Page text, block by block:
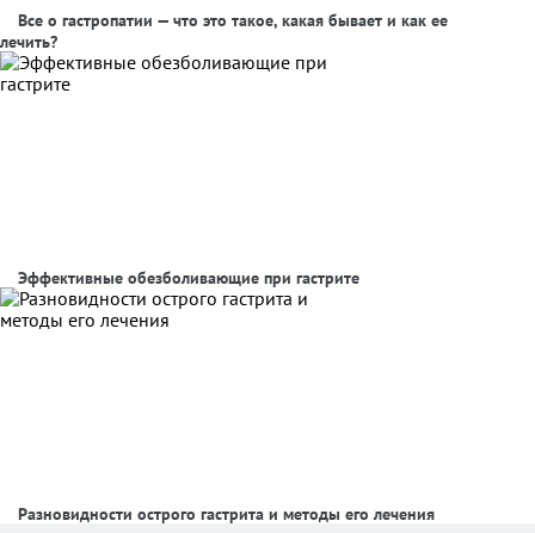
Все о гастропатии — что это такое, какая бывает и как ее
лечить?
Эффективные обезболивающие при гастрите
Разновидности острого гастрита и методы его лечения